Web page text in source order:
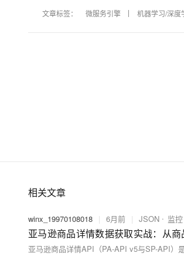
文章标签： 微服务引擎 机器学习/深度
相关文章
winx_19970108018 | 6月前 | JSON 监控
亚马逊商品详情数据获取实战：从